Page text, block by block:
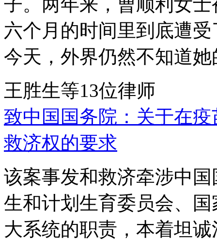
六个月的时间里到底遭
今天，外界仍然不知道
王胜生等13位律师
致中国国务院：关于在
救济权的要求
该案事发和救济牵涉中
生和计划生育委员会、
大系统的职责，本着坦